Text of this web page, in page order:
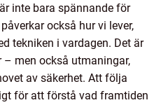
inte bara spännande för
också hur vi lever,
tekniken i vardagen. Det är
men också utmaningar,
av säkerhet. Att följa
för att förstå vad framtiden